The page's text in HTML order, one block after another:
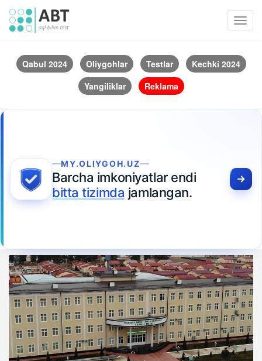
Qabul 2024 Oliygohlar Testlar
Kechki 2024
Yangiliklar
Reklama
MY.OLIYGOH.UZ
Barcha imkoniyatlar endi
bitta tizimda jamlangan.